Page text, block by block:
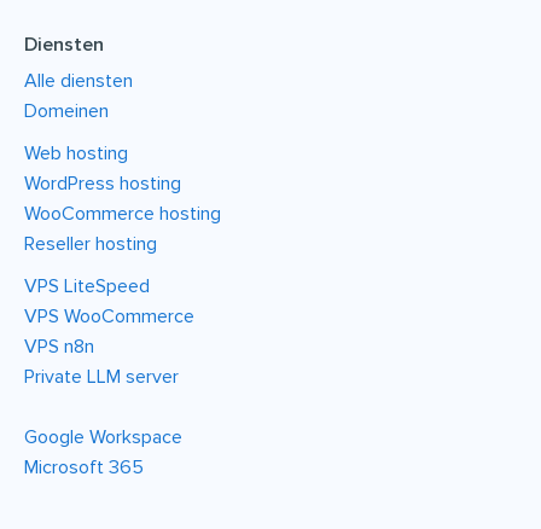
Diensten
Alle diensten
Domeinen
Web hosting
WordPress hosting
WooCommerce hosting
Reseller hosting
VPS LiteSpeed
VPS WooCommerce
VPS n8n
Private LLM server
Google Workspace
Microsoft 365